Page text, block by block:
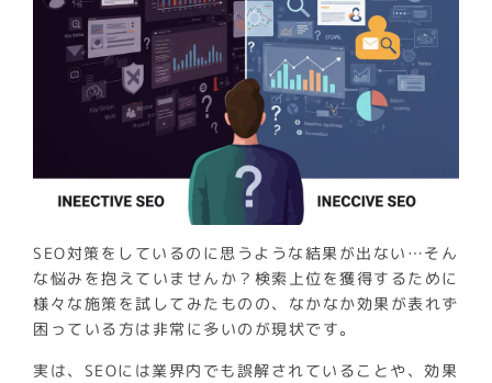
SEO対策をしているのに思うような結果が出ない…そん
な悩みを抱えていませんか？検索上位を獲得するために
様々な施策を試してみたものの、なかなか効果が表れず
困っている方は非常に多いのが現状です。
実は、SEOには業界内でも誤解されていることや、効果